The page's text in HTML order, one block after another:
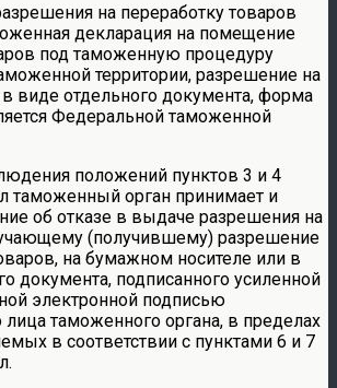
на переработку товаров
декларация на помещение
под таможенную процедуру
территории, разрешение на
виде отдельного документа, форма
Федеральной таможенной
положений пунктов 3 и 4
таможенный орган принимает и
об отказе в выдаче разрешения на
(получившему) разрешение
на бумажном носителе или в
документа, подписанного усиленной
электронной подписью
таможенного органа, в пределах
в соответствии с пунктами 6 и 7